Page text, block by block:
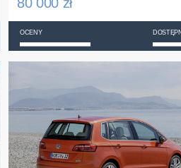
OCENY